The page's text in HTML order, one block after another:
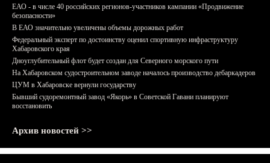
ЕАО - в числе 40 российских регионов-участников кампании «Продвижение
безопасности»
В ЕАО значительно увеличены объемы дорожных работ
Федеральный эксперт по достоинству оценил спортивную инфраструктуру
Хабаровского края
Дноуглубительный флот будет создан для Северного морского пути
На Хабаровском судостроительном заводе началось производство дебаркадеров
ЦУМ в Хабаровске вернули государству
Бывший судоремонтный завод «Якорь» в Советской Гавани планируют
восстановить
Архив новостей >>